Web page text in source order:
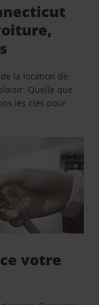
la location de
Quelle que
les clés pour
votre